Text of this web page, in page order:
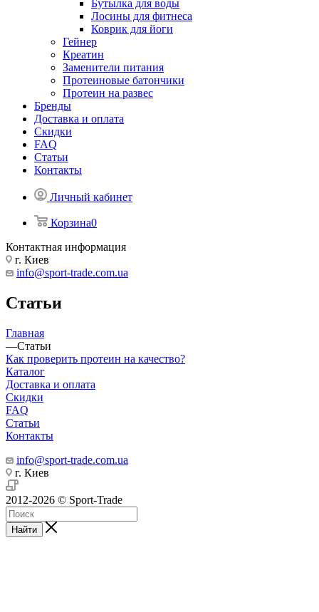
Бутылка для воды
Лосины для фитнеса
Коврик для йоги
Гейнер
Креатин
Заменители питания
Протеиновые батончики
Протеин на развес
Бренды
Доставка и оплата
Скидки
FAQ
Статьи
Контакты
Личный кабинет
Корзина0
Контактная информация
г. Киев
info@sport-trade.com.ua
Статьи
Главная
—Статьи
Как проверить протеин на качество?
Каталог
Доставка и оплата
Скидки
FAQ
Статьи
Контакты
info@sport-trade.com.ua
г. Киев
2012-2026 © Sport-Trade
Найти